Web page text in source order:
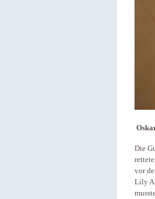
Die
vor
Lily